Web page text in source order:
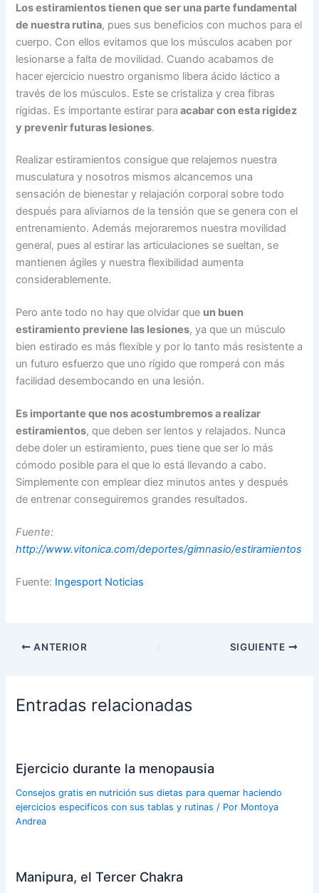
Los estiramientos tienen que ser una parte fundamental
de nuestra rutina, pues sus beneficios con muchos para el
cuerpo. Con ellos evitamos que los músculos acaben por
lesionarse a falta de movilidad. Cuando acabamos de
hacer ejercicio nuestro organismo libera ácido láctico a
través de los músculos. Este se cristaliza y crea fibras
rígidas. Es importante estirar para acabar con esta rigidez
y prevenir futuras lesiones.
Realizar estiramientos consigue que relajemos nuestra
musculatura y nosotros mismos alcancemos una
sensación de bienestar y relajación corporal sobre todo
después para aliviarnos de la tensión que se genera con el
entrenamiento. Además mejoraremos nuestra movilidad
general, pues al estirar las articulaciones se sueltan, se
mantienen ágiles y nuestra flexibilidad aumenta
considerablemente.
Pero ante todo no hay que olvidar que un buen
estiramiento previene las lesiones, ya que un músculo
bien estirado es más flexible y por lo tanto más resistente a
un futuro esfuerzo que uno rígido que romperá con más
facilidad desembocando en una lesión.
Es importante que nos acostumbremos a realizar
estiramientos, que deben ser lentos y relajados. Nunca
debe doler un estiramiento, pues tiene que ser lo más
cómodo posible para el que lo está llevando a cabo.
Simplemente con emplear diez minutos antes y después
de entrenar conseguiremos grandes resultados.
Fuente:
http://www.vitonica.com/deportes/gimnasio/estiramientos
Fuente: Ingesport Noticias
ANTERIOR SIGUIENTE
Entradas relacionadas
Ejercicio durante la menopausia
Consejos gratis en nutrición sus dietas para quemar haciendo
ejercicios especificos con sus tablas y rutinas / Por Montoya
Andrea
Manipura, el Tercer Chakra